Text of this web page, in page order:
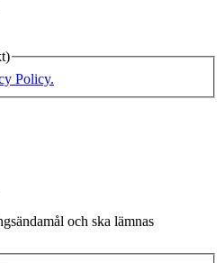
Policy.
och ska lämnas